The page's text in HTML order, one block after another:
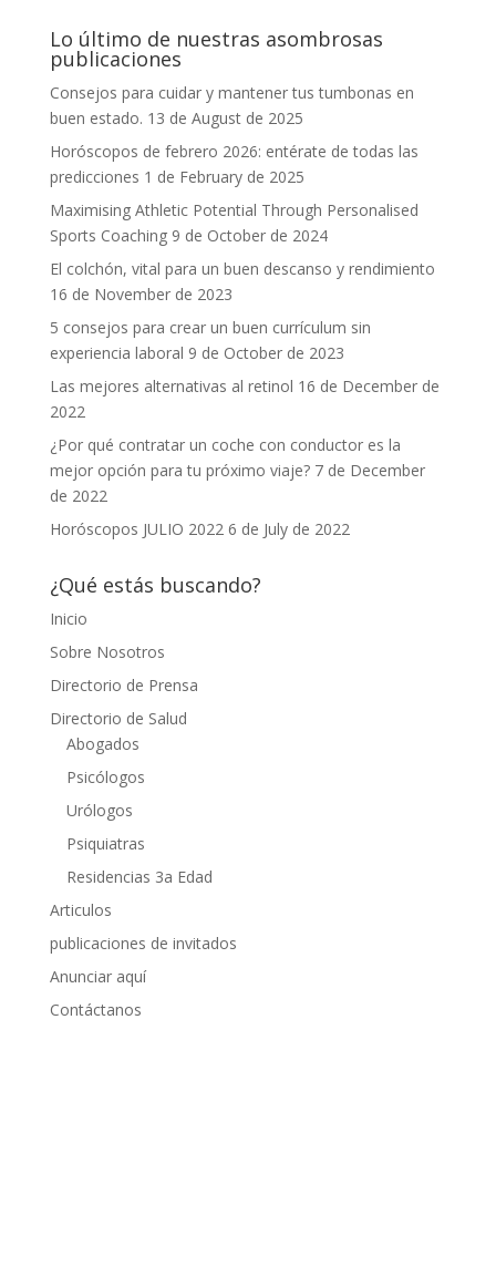
Lo último de nuestras asombrosas
publicaciones
Consejos para cuidar y mantener tus tumbonas en
buen estado. 13 de August de 2025
Horóscopos de febrero 2026: entérate de todas las
predicciones 1 de February de 2025
Maximising Athletic Potential Through Personalised
Sports Coaching 9 de October de 2024
El colchón, vital para un buen descanso y rendimiento
16 de November de 2023
5 consejos para crear un buen currículum sin
experiencia laboral 9 de October de 2023
Las mejores alternativas al retinol 16 de December de
2022
¿Por qué contratar un coche con conductor es la
mejor opción para tu próximo viaje? 7 de December
de 2022
Horóscopos JULIO 2022 6 de July de 2022
¿Qué estás buscando?
Inicio
Sobre Nosotros
Directorio de Prensa
Directorio de Salud
Abogados
Psicólogos
Urólogos
Psiquiatras
Residencias 3a Edad
Articulos
publicaciones de invitados
Anunciar aquí
Contáctanos